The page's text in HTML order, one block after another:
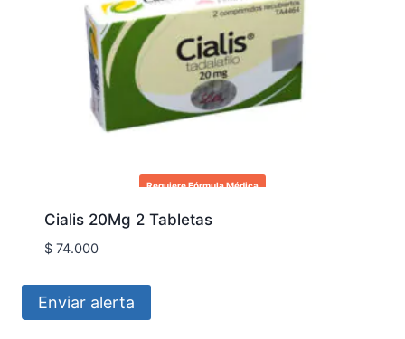
Requiere Fórmula Médica
Cialis 20Mg 2 Tabletas
$74.000
Enviar alerta